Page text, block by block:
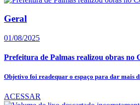
Geral
01/08/2025
Prefeitura de Palmas realizou obras
Objetivo foi readequar o espaço para dar mais
ACESSAR